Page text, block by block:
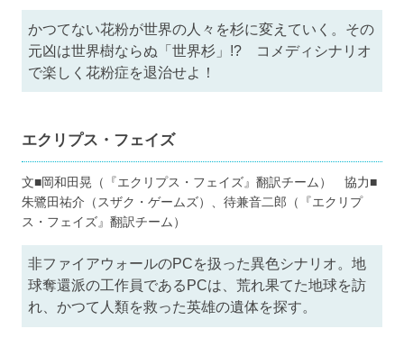
かつてない花粉が世界の人々を杉に変えていく。その
元凶は世界樹ならぬ「世界杉」!? コメディシナリオ
で楽しく花粉症を退治せよ！
エクリプス・フェイズ
文■岡和田晃（『エクリプス・フェイズ』翻訳チーム） 協力■
朱鷺田祐介（スザク・ゲームズ）、待兼音二郎（『エクリプ
ス・フェイズ』翻訳チーム）
非ファイアウォールのPCを扱った異色シナリオ。地
球奪還派の工作員であるPCは、荒れ果てた地球を訪
れ、かつて人類を救った英雄の遺体を探す。